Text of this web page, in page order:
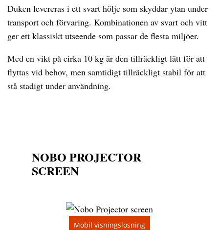
Duken levereras i ett svart hölje som skyddar ytan under
transport och förvaring. Kombinationen av svart och vitt
ger ett klassiskt utseende som passar de flesta miljöer.
Med en vikt på cirka 10 kg är den tillräckligt lätt för att
flyttas vid behov, men samtidigt tillräckligt stabil för att
stå stadigt under användning.
Mobil visningslösning
NOBO PROJECTOR
SCREEN